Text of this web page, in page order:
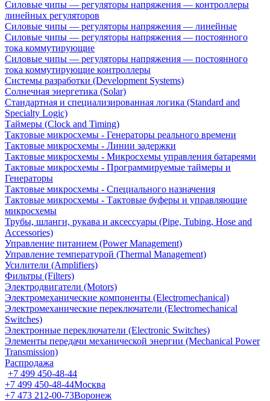
Силовые чипы — регуляторы напряжения — контроллеры
линейных регуляторов
Силовые чипы — регуляторы напряжения — линейные
Силовые чипы — регуляторы напряжения — постоянного
тока коммутирующие
Силовые чипы — регуляторы напряжения — постоянного
тока коммутирующие контроллеры
Системы разработки (Development Systems)
Солнечная энергетика (Solar)
Стандартная и специализированная логика (Standard and
Specialty Logic)
Таймеры (Clock and Timing)
Тактовые микросхемы - Генераторы реального времени
Тактовые микросхемы - Линии задержки
Тактовые микросхемы - Микросхемы управления батареями
Тактовые микросхемы - Программируемые таймеры и
Генераторы
Тактовые микросхемы - Специального назначения
Тактовые микросхемы - Тактовые буферы и управляющие
микросхемы
Трубы, шланги, рукава и аксессуары (Pipe, Tubing, Hose and
Accessories)
Управление питанием (Power Management)
Управление температурой (Thermal Management)
Усилители (Amplifiers)
Фильтры (Filters)
Электродвигатели (Motors)
Электромеханические компоненты (Electromechanical)
Электромеханические переключатели (Electromechanical
Switches)
Электронные переключатели (Electronic Switches)
Элементы передачи механической энергии (Mechanical Power
Transmission)
Распродажа
+7 499 450-48-44
+7 499 450-48-44Москва
+7 473 212-00-73Воронеж